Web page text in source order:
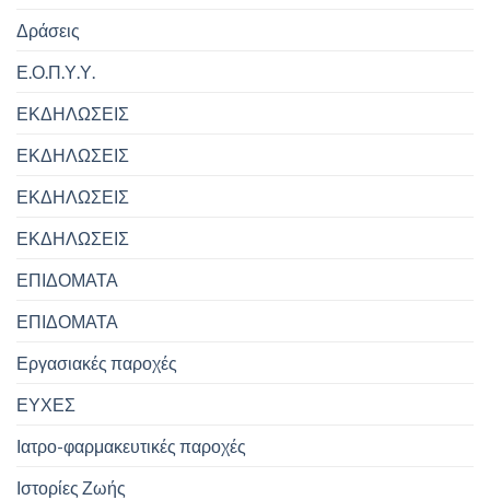
Δράσεις
Ε.Ο.Π.Υ.Υ.
ΕΚΔΗΛΩΣΕΙΣ
ΕΚΔΗΛΩΣΕΙΣ
ΕΚΔΗΛΩΣΕΙΣ
ΕΚΔΗΛΩΣΕΙΣ
ΕΠΙΔΟΜΑΤΑ
ΕΠΙΔΟΜΑΤΑ
Εργασιακές παροχές
ΕΥΧΕΣ
Ιατρο-φαρμακευτικές παροχές
Ιστορίες Ζωής